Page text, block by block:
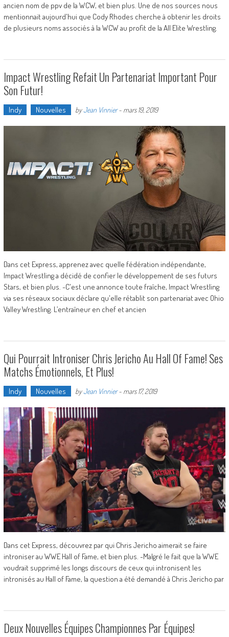
ancien nom de ppv de la WCW, et bien plus. Une de nos sources nous
mentionnait aujourd'hui que Cody Rhodes cherche à obtenir les droits
de plusieurs noms associés à la WCW au profit de la All Elite Wrestling.
Impact Wrestling Refait Un Partenariat Important Pour
Son Futur!
Indy Nouvelles byJean Vinnier- mars 19, 2019
Dans cet Express, apprenez avec quelle fédération indépendante,
Impact Wrestling a décidé de confier le développement de ses futurs
Stars, et bien plus. -C'est une annonce toute fraîche, Impact Wrestling
via ses réseaux sociaux déclare qu'elle rétablit son partenariat avec Ohio
Valley Wrestling. L’entraîneur en chef et ancien
Qui Pourrait Introniser Chris Jericho Au Hall Of Fame! Ses
Matchs Émotionnels, Et Plus!
Indy Nouvelles byJean Vinnier- mars 17, 2019
Dans cet Express, découvrez par qui Chris Jericho aimerait se faire
introniser au WWE Hall of Fame, et bien plus. -Malgré le fait que la WWE
voudrait supprimé les longs discours de ceux qui intronisent les
intronisés au Hall of Fame, la question a été demandé à Chris Jericho par
Deux Nouvelles Équipes Championnes Par Équipes!